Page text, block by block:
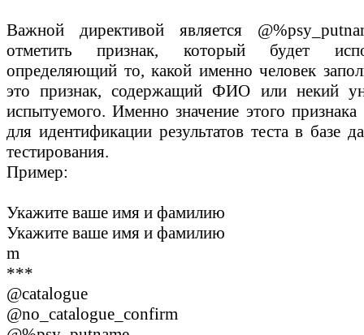
Важной директивой является
отметить признак, который будет
определяющий то, какой именно человек
это признак, содержащий ФИО или некий
испытуемого. Именно значение этого признака
для идентификации результатов теста в базе
тестирования.
Пример:
Укажите ваше имя и фамилию
Укажите ваше имя и фамилию
m
***
@catalogue
@no_catalogue_confirm